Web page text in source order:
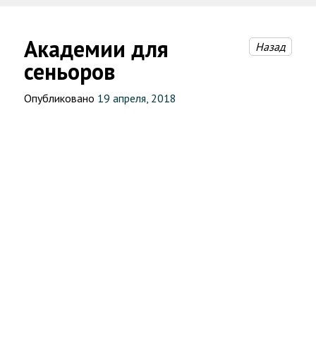
Академии для
сеньоров
Назад
Опубликовано 19 апреля, 2018